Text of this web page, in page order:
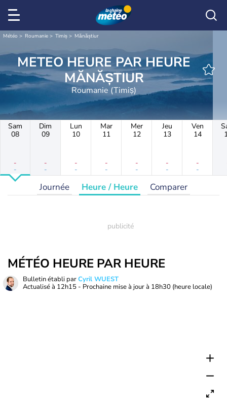
Météo Roumanie Timiș Mănăștiur
METEO HEURE PAR HEURE
MĂNĂȘTIUR
Roumanie (Timiș)
Sam
08
-
-
Dim
09
-
-
Lun
10
-
-
Mar
11
-
-
Mer
12
-
-
Jeu
13
-
-
Ven
14
-
-
Journée Heure / Heure Comparer
MÉTÉO HEURE PAR HEURE
Bulletin établi parCyril WUEST
Actualisé à 12h15 - Prochaine mise à jour à 18h30 (heure locale)